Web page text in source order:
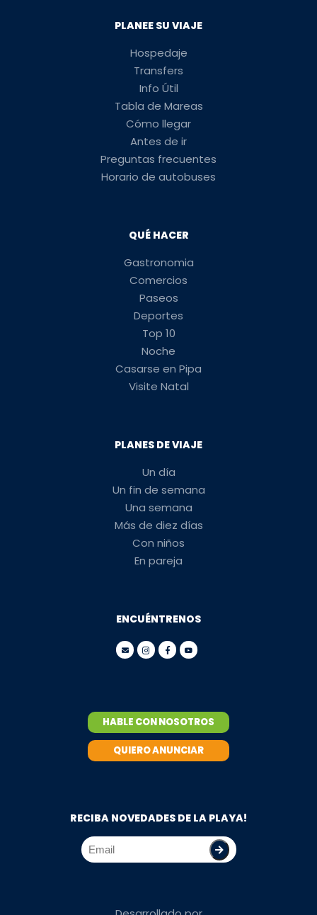
PLANEE SU VIAJE
Hospedaje
Transfers
Info Útil
Tabla de Mareas
Cómo llegar
Antes de ir
Preguntas frecuentes
Horario de autobuses
QUÉ HACER
Gastronomia
Comercios
Paseos
Deportes
Top 10
Noche
Casarse en Pipa
Visite Natal
PLANES DE VIAJE
Un día
Un fin de semana
Una semana
Más de diez días
Con niños
En pareja
ENCUÉNTRENOS
HABLE CON NOSOTROS
QUIERO ANUNCIAR
RECIBA NOVEDADES DE LA PLAYA!